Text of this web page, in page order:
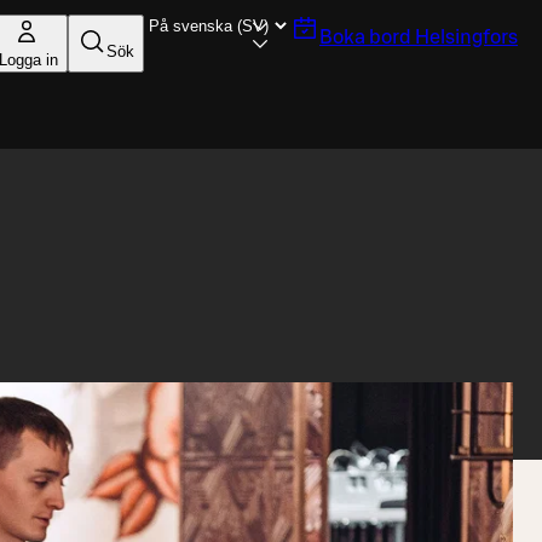
Logga in Sök
Boka bord Helsingfors